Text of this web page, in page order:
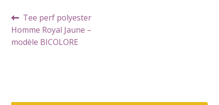
Navigation
de
l’article
Article
précédent :
Tee perf polyester
Homme Royal Jaune –
modèle BICOLORE